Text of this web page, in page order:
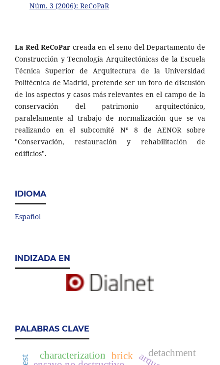
Núm. 3 (2006): ReCoPaR
La Red ReCoPar creada en el seno del Departamento de
Construcción y Tecnología Arquitectónicas de la Escuela
Técnica Superior de Arquitectura de la Universidad
Politécnica de Madrid, pretende ser un foro de discusión
de los aspectos y casos más relevantes en el campo de la
conservación del patrimonio arquitectónico,
paralelamente al trabajo de normalización que se va
realizando en el subcomité Nº 8 de AENOR sobre
"Conservación, restauración y rehabilitación de
edificios".
IDIOMA
Español
INDIZADA EN
PALABRAS CLAVE
brick
characterization detachment